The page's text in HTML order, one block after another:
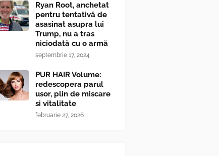
Ryan Root, anchetat
pentru tentativă de
asasinat asupra lui
Trump, nu a tras
niciodată cu o armă
septembrie 17, 2024
PUR HAIR Volume:
redescopera parul
usor, plin de miscare
si vitalitate
februarie 27, 2026